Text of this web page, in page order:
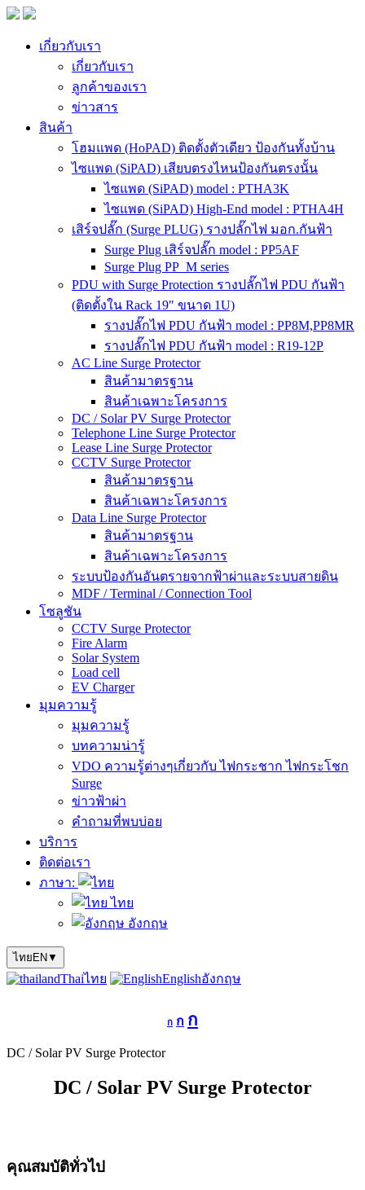
เกี่ยวกับเรา
เกี่ยวกับเรา
ลูกค้าของเรา
ข่าวสาร
สินค้า
โฮมแพด (HoPAD) ติดตั้งตัวเดียว ป้องกันทั้งบ้าน
ไซแพด (SiPAD) เสียบตรงไหนป้องกันตรงนั้น
ไซแพด (SiPAD) model : PTHA3K
ไซแพด (SiPAD) High-End model : PTHA4H
เสิร์จปลั๊ก (Surge PLUG) รางปลั๊กไฟ มอก.กันฟ้า
Surge Plug เสิร์จปลั๊ก model : PP5AF
Surge Plug PP_M series
PDU with Surge Protection รางปลั๊กไฟ PDU กันฟ้า
(ติดตั้งใน Rack 19″ ขนาด 1U)
รางปลั๊กไฟ PDU กันฟ้า model : PP8M,PP8MR
รางปลั๊กไฟ PDU กันฟ้า model : R19-12P
AC Line Surge Protector
สินค้ามาตรฐาน
สินค้าเฉพาะโครงการ
DC / Solar PV Surge Protector
Telephone Line Surge Protector
Lease Line Surge Protector
CCTV Surge Protector
สินค้ามาตรฐาน
สินค้าเฉพาะโครงการ
Data Line Surge Protector
สินค้ามาตรฐาน
สินค้าเฉพาะโครงการ
ระบบป้องกันอันตรายจากฟ้าผ่าและระบบสายดิน
MDF / Terminal / Connection Tool
โซลูชัน
CCTV Surge Protector
Fire Alarm
Solar System
Load cell
EV Charger
มุมความรู้
มุมความรู้
บทความน่ารู้
VDO ความรู้ต่างๆเกี่ยวกับ ไฟกระชาก ไฟกระโชก
Surge
ข่าวฟ้าผ่า
คำถามที่พบบ่อย
บริการ
ติดต่อเรา
ภาษา:
ไทย
อังกฤษ
ไทย EN ▼
Thaiไทย Englishอังกฤษ
กfont
size.
ก
Reset
font
ก
font
DC / Solar PV Surge Protector
DC / Solar PV Surge Protector
คุณสมบัติทั่วไป